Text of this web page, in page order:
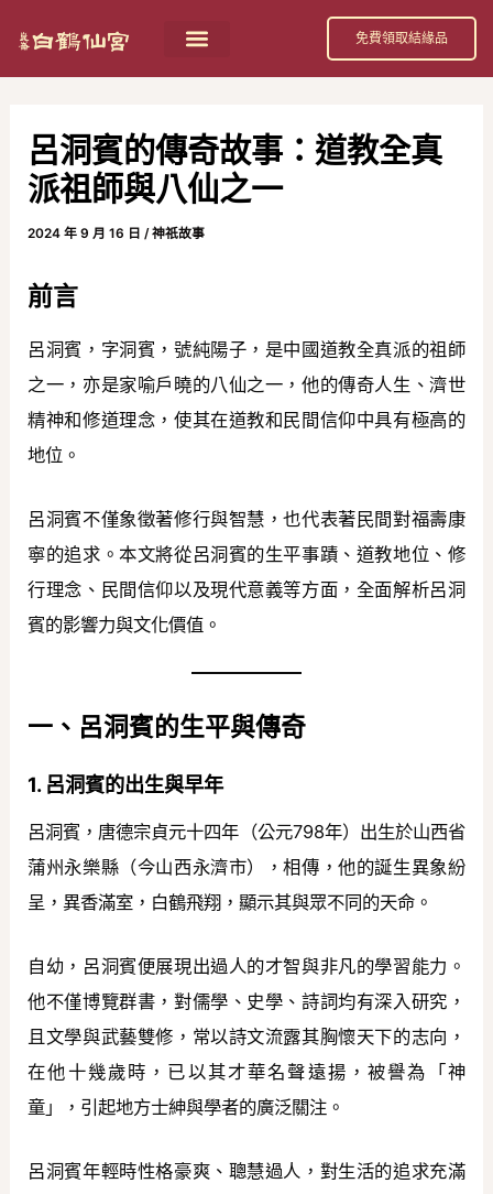
免費領取結緣品
呂洞賓的傳奇故事：道教全真
派祖師與八仙之一
2024 年 9 月 16 日/神祇故事
前言
呂洞賓，字洞賓，號純陽子，是中國道教全真派的祖師
之一，亦是家喻戶曉的八仙之一，他的傳奇人生、濟世
精神和修道理念，使其在道教和民間信仰中具有極高的
地位。
呂洞賓不僅象徵著修行與智慧，也代表著民間對福壽康
寧的追求。本文將從呂洞賓的生平事蹟、道教地位、修
行理念、民間信仰以及現代意義等方面，全面解析呂洞
賓的影響力與文化價值。
一、呂洞賓的生平與傳奇
1. 呂洞賓的出生與早年
呂洞賓，唐德宗貞元十四年（公元798年）出生於山西省
蒲州永樂縣（今山西永濟市），相傳，他的誕生異象紛
呈，異香滿室，白鶴飛翔，顯示其與眾不同的天命。
自幼，呂洞賓便展現出過人的才智與非凡的學習能力。
他不僅博覽群書，對儒學、史學、詩詞均有深入研究，
且文學與武藝雙修，常以詩文流露其胸懷天下的志向，
在他十幾歲時，已以其才華名聲遠揚，被譽為「神
童」，引起地方士紳與學者的廣泛關注。
呂洞賓年輕時性格豪爽、聰慧過人，對生活的追求充滿
navigation